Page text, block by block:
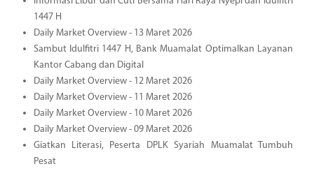
1447 H
Daily Market Overview - 13 Maret 2026
Sambut Idulfitri 1447 H, Bank Muamalat Optimalkan Layanan
Kantor Cabang dan Digital
Daily Market Overview - 12 Maret 2026
Daily Market Overview - 11 Maret 2026
Daily Market Overview - 10 Maret 2026
Daily Market Overview - 09 Maret 2026
Giatkan Literasi, Peserta DPLK Syariah Muamalat Tumbuh
Pesat